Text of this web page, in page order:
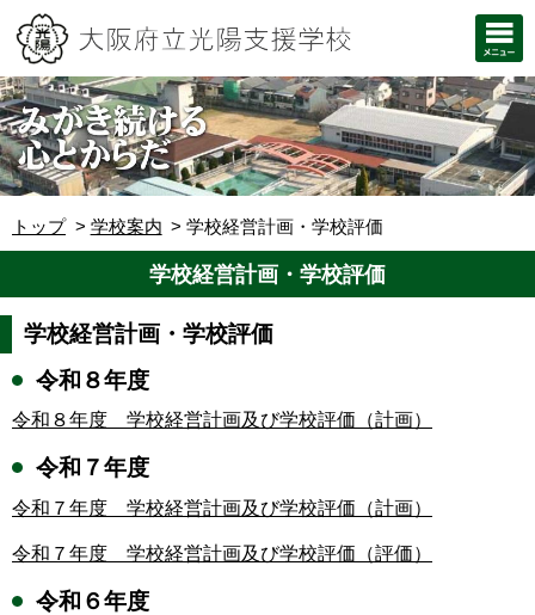
トップ 学校案内 学校経営計画・学校評価
学校経営計画・学校評価
学校経営計画・学校評価
令和８年度
令和８年度 学校経営計画及び学校評価（計画）
令和７年度
令和７年度 学校経営計画及び学校評価（計画）
令和７年度 学校経営計画及び学校評価（評価）
令和６年度